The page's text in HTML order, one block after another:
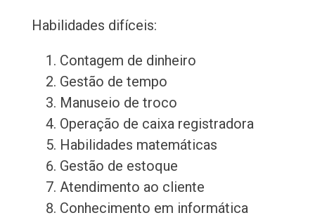
Habilidades difíceis:
Contagem de dinheiro
Gestão de tempo
Manuseio de troco
Operação de caixa registradora
Habilidades matemáticas
Gestão de estoque
Atendimento ao cliente
Conhecimento em informática